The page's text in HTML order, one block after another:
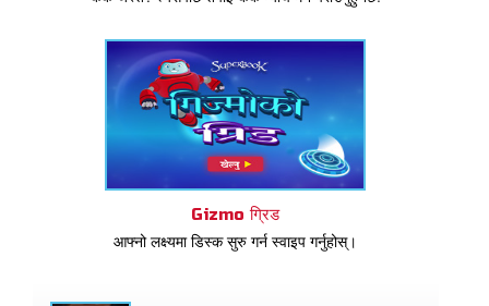
Gizmo ग्रिड
आफ्नो लक्ष्यमा डिस्क सुरु गर्न स्वाइप गर्नुहोस्।